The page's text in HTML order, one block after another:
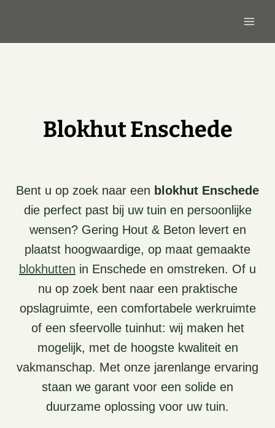
Blokhut Enschede
Bent u op zoek naar een blokhut Enschede
die perfect past bij uw tuin en persoonlijke
wensen? Gering Hout & Beton levert en
plaatst hoogwaardige, op maat gemaakte
blokhutten in Enschede en omstreken. Of u
nu op zoek bent naar een praktische
opslagruimte, een comfortabele werkruimte
of een sfeervolle tuinhut: wij maken het
mogelijk, met de hoogste kwaliteit en
vakmanschap. Met onze jarenlange ervaring
staan we garant voor een solide en
duurzame oplossing voor uw tuin.